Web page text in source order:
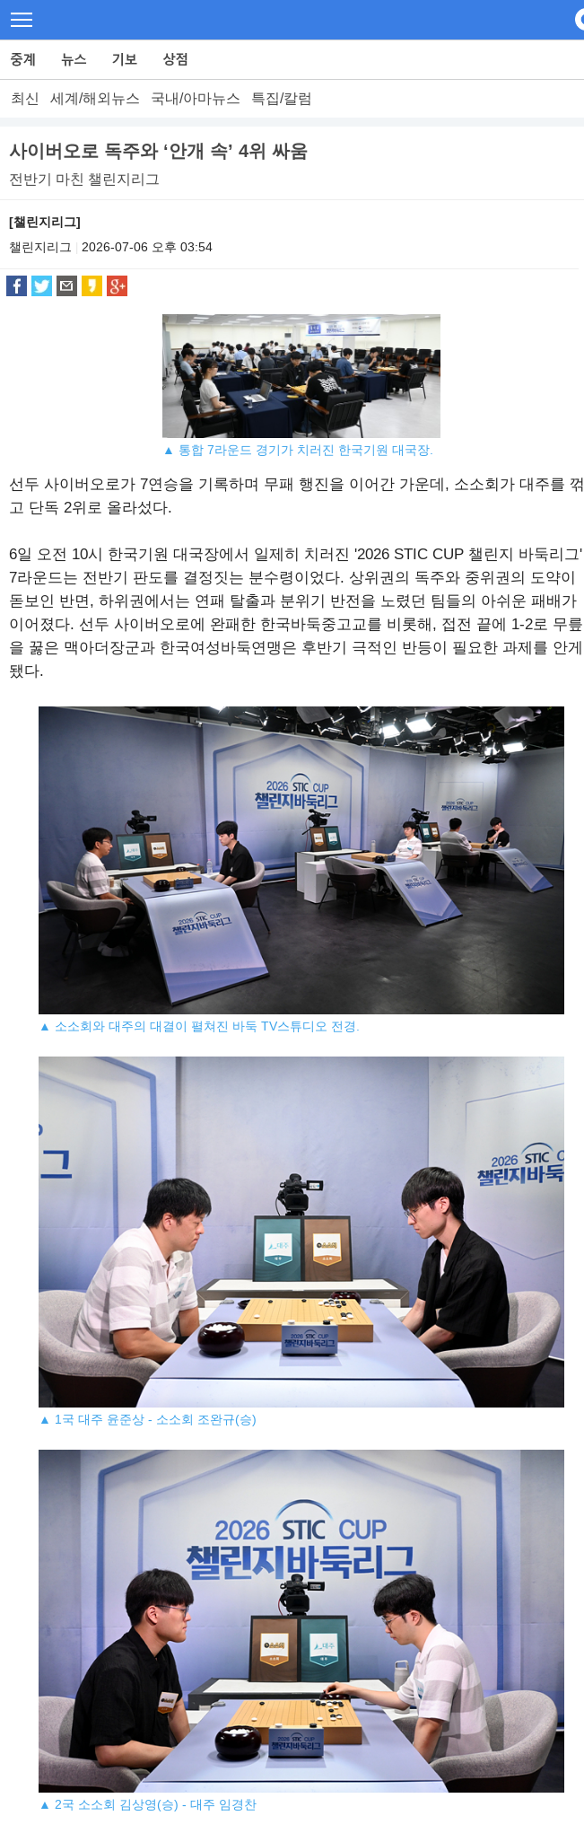
최신 세계/해외뉴스 국내/아마뉴스 특집/칼럼
사이버오로 독주와 ‘안개 속’ 4위 싸움
전반기 마친 챌린지리그
[챌린지리그]
챌린지리그
2026-07-06 오후 03:54
▲ 통합 7라운드 경기가 치러진 한국기원 대국장.
선두 사이버오로가 7연승을 기록하며 무패 행진을 이어간 가운데, 소소회가 대주를 꺾
고 단독 2위로 올라섰다.
6일 오전 10시 한국기원 대국장에서 일제히 치러진 '2026 STIC CUP 챌린지 바둑리그'
7라운드는 전반기 판도를 결정짓는 분수령이었다. 상위권의 독주와 중위권의 도약이
돋보인 반면, 하위권에서는 연패 탈출과 분위기 반전을 노렸던 팀들의 아쉬운 패배가
이어졌다. 선두 사이버오로에 완패한 한국바둑중고교를 비롯해, 접전 끝에 1-2로 무릎
을 꿇은 맥아더장군과 한국여성바둑연맹은 후반기 극적인 반등이 필요한 과제를 안게
됐다.
▲ 소소회와 대주의 대결이 펼쳐진 바둑 TV스튜디오 전경.
▲ 1국 대주 윤준상 - 소소회 조완규(승)
▲ 2국 소소회 김상영(승) - 대주 임경찬